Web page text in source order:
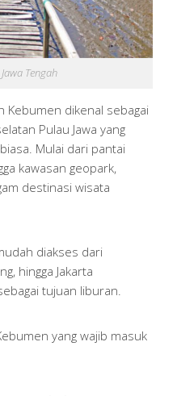
Tengah
dikenal sebagai
Pulau Jawa yang
Mulai dari pantai
kawasan geopark,
destinasi wisata
diakses dari
hingga Jakarta
tujuan liburan.
yang wajib masuk